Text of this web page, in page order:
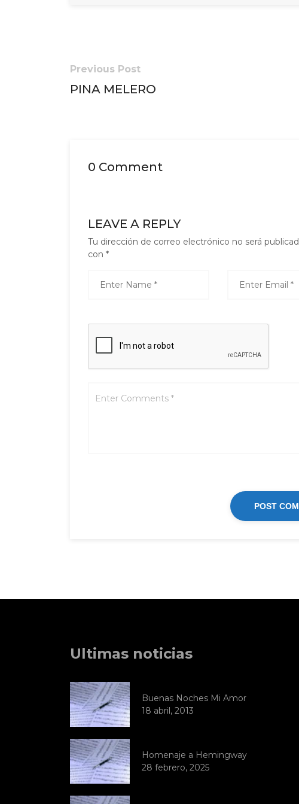
Previous Post
PINA MELERO
0 Comment
LEAVE A REPLY
Tu dirección de correo electrónico no será
con *
Ultimas noticias
Buenas Noches Mi Amor
18 abril, 2013
Homenaje a Hemingway
28 febrero, 2025